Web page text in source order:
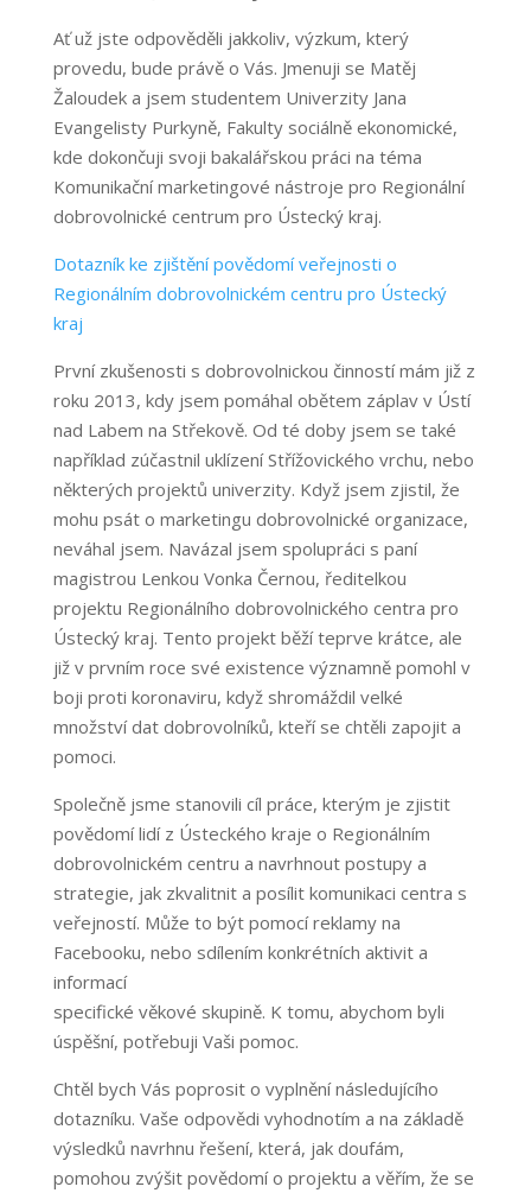
Ať už jste odpověděli jakkoliv, výzkum, který
provedu, bude právě o Vás. Jmenuji se Matěj
Žaloudek a jsem studentem Univerzity Jana
Evangelisty Purkyně, Fakulty sociálně ekonomické,
kde dokončuji svoji bakalářskou práci na téma
Komunikační marketingové nástroje pro Regionální
dobrovolnické centrum pro Ústecký kraj.
Dotazník ke zjištění povědomí veřejnosti o
Regionálním dobrovolnickém centru pro Ústecký
kraj
První zkušenosti s dobrovolnickou činností mám již z
roku 2013, kdy jsem pomáhal obětem záplav v Ústí
nad Labem na Střekově. Od té doby jsem se také
například zúčastnil uklízení Střížovického vrchu, nebo
některých projektů univerzity. Když jsem zjistil, že
mohu psát o marketingu dobrovolnické organizace,
neváhal jsem. Navázal jsem spolupráci s paní
magistrou Lenkou Vonka Černou, ředitelkou
projektu Regionálního dobrovolnického centra pro
Ústecký kraj. Tento projekt běží teprve krátce, ale
již v prvním roce své existence významně pomohl v
boji proti koronaviru, když shromáždil velké
množství dat dobrovolníků, kteří se chtěli zapojit a
pomoci.
Společně jsme stanovili cíl práce, kterým je zjistit
povědomí lidí z Ústeckého kraje o Regionálním
dobrovolnickém centru a navrhnout postupy a
strategie, jak zkvalitnit a posílit komunikaci centra s
veřejností. Může to být pomocí reklamy na
Facebooku, nebo sdílením konkrétních aktivit a
informací
specifické věkové skupině. K tomu, abychom byli
úspěšní, potřebuji Vaši pomoc.
Chtěl bych Vás poprosit o vyplnění následujícího
dotazníku. Vaše odpovědi vyhodnotím a na základě
výsledků navrhnu řešení, která, jak doufám,
pomohou zvýšit povědomí o projektu a věřím, že se